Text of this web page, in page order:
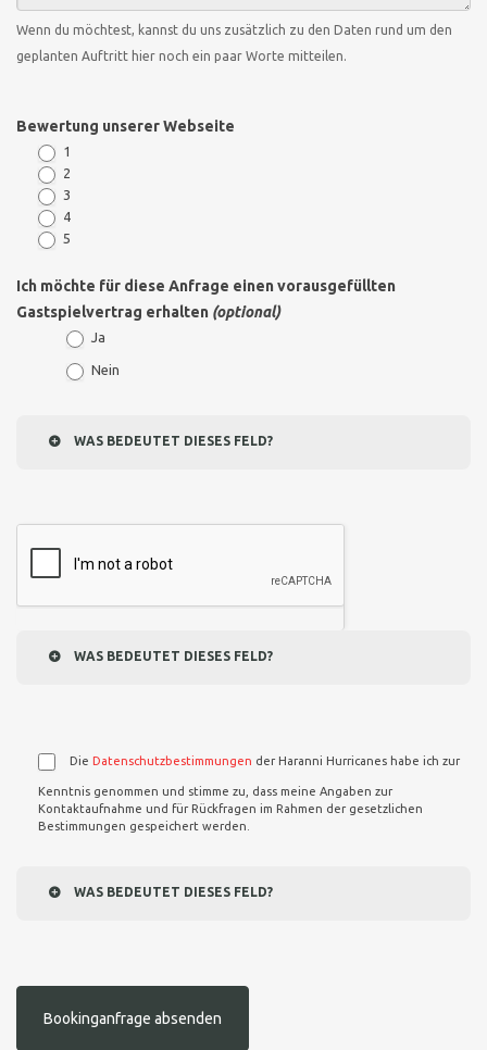
Wenn du möchtest, kannst du uns zusätzlich zu den Daten rund um den
geplanten Auftritt hier noch ein paar Worte mitteilen.
Bewertung unserer Webseite
1
2
3
4
5
Ich möchte für diese Anfrage einen vorausgefüllten
Gastspielvertrag erhalten (optional)
Ja
Nein
WAS BEDEUTET DIESES FELD?
WAS BEDEUTET DIESES FELD?
Die Datenschutzbestimmungen der Haranni Hurricanes habe ich zur
Kenntnis genommen und stimme zu, dass meine Angaben zur
Kontaktaufnahme und für Rückfragen im Rahmen der gesetzlichen
Bestimmungen gespeichert werden.
WAS BEDEUTET DIESES FELD?
Bookinganfrage absenden